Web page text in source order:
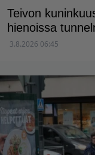
Teivon
hienoissa
3.8.2026 06:45